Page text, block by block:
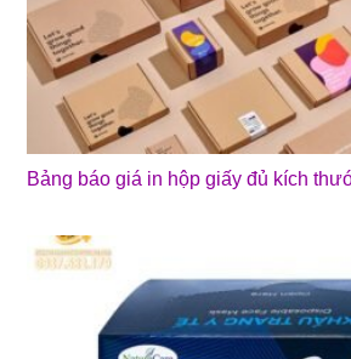
Bảng báo giá in hộp giấy đủ kích